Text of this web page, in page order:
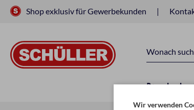
Shop exklusiv für Gewerbekunden
Wir verwenden